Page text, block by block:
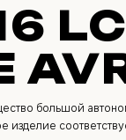
большой